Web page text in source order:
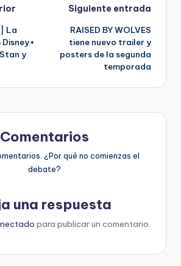
| La
y
Siguiente entrada
RAISED BY WOLVES
tiene nuevo trailer y
posters de la segunda
temporada
Comentarios
¿Por qué no comienzas el
debate?
una respuesta
para publicar un comentario.